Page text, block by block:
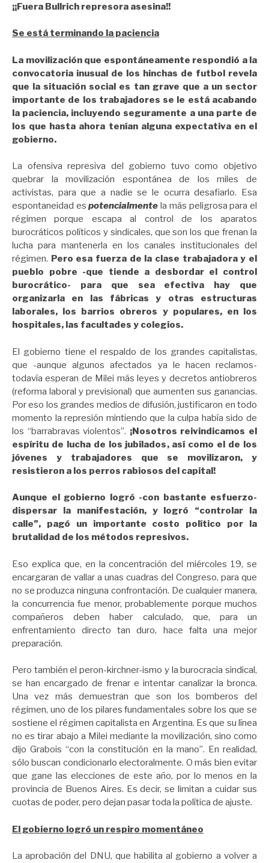
¡¡Fuera Bullrich represora asesina!!
Se está terminando la paciencia
La movilización que espontáneamente respondió a la
convocatoria inusual de los hinchas de futbol revela
que la situación social es tan grave que a un sector
importante de los trabajadores se le está acabando
la paciencia, incluyendo seguramente a una parte de
los que hasta ahora tenían alguna expectativa en el
gobierno.
La ofensiva represiva del gobierno tuvo como objetivo
quebrar la movilización espontánea de los miles de
activistas, para que a nadie se le ocurra desafiarlo. Esa
espontaneidad espotencialmente la más peligrosa para el
régimen porque escapa al control de los aparatos
burocráticos políticos y sindicales, que son los que frenan la
lucha para mantenerla en los canales institucionales del
régimen. Pero esa fuerza de la clase trabajadora y el
pueblo pobre -que tiende a desbordar el control
burocrático- para que sea efectiva hay que
organizarla en las fábricas y otras estructuras
laborales, los barrios obreros y populares, en los
hospitales, las facultades y colegios.
El gobierno tiene el respaldo de los grandes capitalistas,
que -aunque algunos afectados ya le hacen reclamos-
todavía esperan de Milei más leyes y decretos antiobreros
(reforma laboral y previsional) que aumenten sus ganancias.
Por eso los grandes medios de difusión, justificaron en todo
momento la represión mintiendo que la culpa había sido de
los “barrabravas violentos”. ¡Nosotros reivindicamos el
espíritu de lucha de los jubilados, así como el de los
jóvenes y trabajadores que se movilizaron, y
resistieron a los perros rabiosos del capital!
Aunque el gobierno logró -con bastante esfuerzo-
dispersar la manifestación, y logró “controlar la
calle”, pagó un importante costo político por la
brutalidad de los métodos represivos.
Eso explica que, en la concentración del miércoles 19, se
encargaran de vallar a unas cuadras del Congreso, para que
no se produzca ninguna confrontación. De cualquier manera,
la concurrencia fue menor, probablemente porque muchos
compañeros deben haber calculado, que, para un
enfrentamiento directo tan duro, hace falta una mejor
preparación.
Pero también el peron-kirchner-ismo y la burocracia sindical,
se han encargado de frenar e intentar canalizar la bronca.
Una vez más demuestran que son los bomberos del
régimen, uno de los pilares fundamentales sobre los que se
sostiene el régimen capitalista en Argentina. Es que su línea
no es tirar abajo a Milei mediante la movilización, sino como
dijo Grabois “con la constitución en la mano”. En realidad,
sólo buscan condicionarlo electoralmente. O más bien evitar
que gane las elecciones de este año, por lo menos en la
provincia de Buenos Aires. Es decir, se limitan a cuidar sus
cuotas de poder, pero dejan pasar toda la política de ajuste.
El gobierno logró un respiro momentáneo
La aprobación del DNU, que habilita al gobierno a volver a